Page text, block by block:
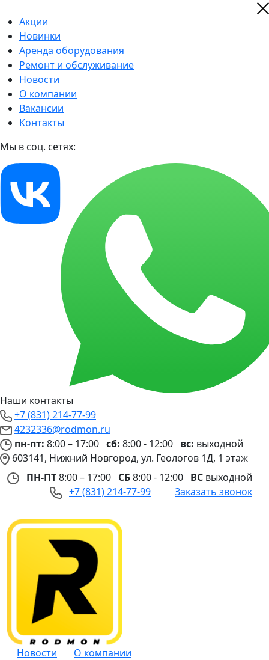
Акции
Новинки
Аренда оборудования
Ремонт и обслуживание
Новости
О компании
Вакансии
Контакты
Мы в соц. сетях:
Наши контакты
+7 (831) 214-77-99
4232336@rodmon.ru
пн-пт: 8:00 – 17:00 сб: 8:00 - 12:00 вс: выходной
603141, Нижний Новгород, ул. Геологов 1Д, 1 этаж
ПН-ПТ8:00 – 17:00 СБ8:00 - 12:00 ВС выходной
+7 (831) 214-77-99
Заказать звонок
Новости
О компании